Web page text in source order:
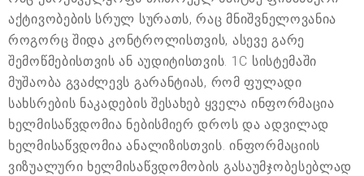
აქტივობების სრულ სურათს, რაც მნიშვნელოვანია
როგორც შიდა კონტროლისთვის, ასევე გარე
შემოწმებისთვის ან აუდიტისთვის. 1C სისტემაში
მუშაობა გვაძლევს გარანტიას, რომ ფულადი
სახსრების ნაკადების შესახებ ყველა ინფორმაცია
ხელმისაწვდომია ნებისმიერ დროს და ადვილად
ხელმისაწვდომია ანალიზისთვის. ინფორმაციის
ვიზუალური ხელმისაწვდომობის გასაუმჯობესებლად